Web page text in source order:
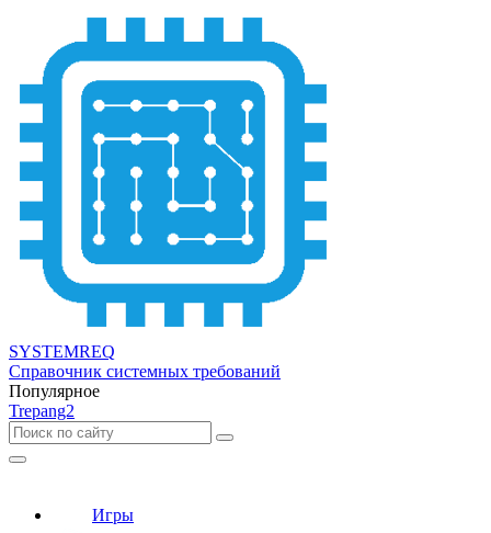
SYSTEMREQ
Справочник системных требований
Популярное
Trepang2
Игры